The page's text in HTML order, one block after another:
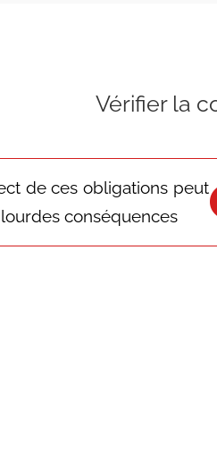
Vérifier la
de ces obligations peut
conséquences